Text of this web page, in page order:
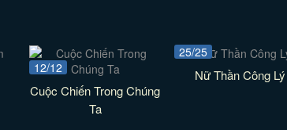
12/12
Cuộc Chiến Trong Chúng
Ta
25/25
Nữ Thần Công Lý